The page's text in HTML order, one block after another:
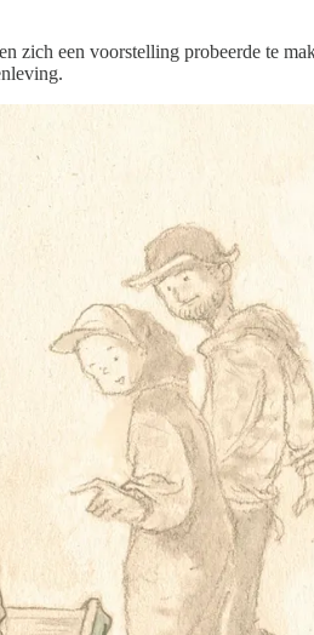
zich een voorstelling probeerde te